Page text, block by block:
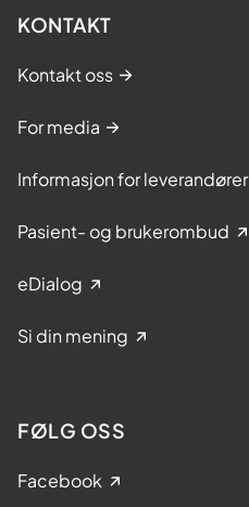
KONTAKT
Kontakt oss
For media
Informasjon for leverandører
Pasient- og brukerombud
eDialog
Si din mening
FØLG OSS
Facebook